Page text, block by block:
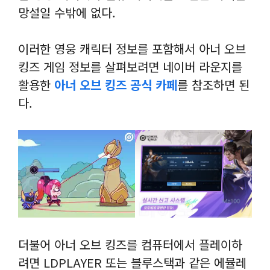
망설일 수밖에 없다.
이러한 영웅 캐릭터 정보를 포함해서 아너 오브
킹즈 게임 정보를 살펴보려면 네이버 라운지를
활용한 아너 오브 킹즈 공식 카페를 참조하면 된
다.
더불어 아너 오브 킹즈를 컴퓨터에서 플레이하
려면 LDPLAYER 또는 블루스택과 같은 에뮬레